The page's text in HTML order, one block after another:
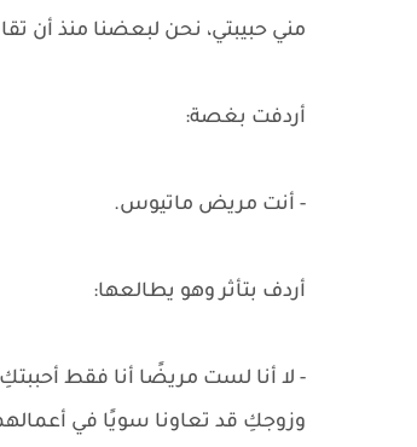
مني حبيبتي، نحن لبعضنا منذ أن
أردفت بغصة:
- أنت مريض ماتيوس.
أردف بتأثر وهو يطالعها:
- لا أنا لست مريضًا أنا فقط
وزوجكِ قد تعاونا سويًا في